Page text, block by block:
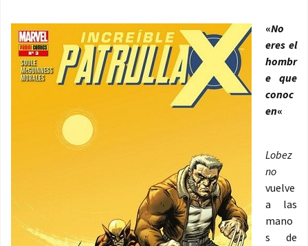
«No
eres el
hombr
e que
conoc
en«
Lobez
no
vuelve
a las
mano
s de